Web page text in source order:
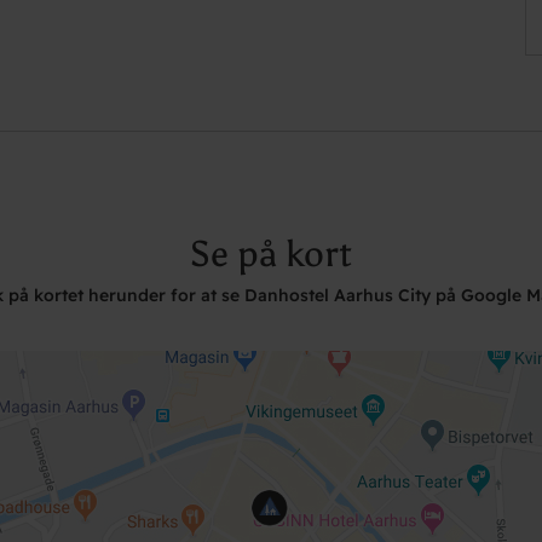
Se på kort
på kortet herunder for at se Danhostel Aarhus City på Google